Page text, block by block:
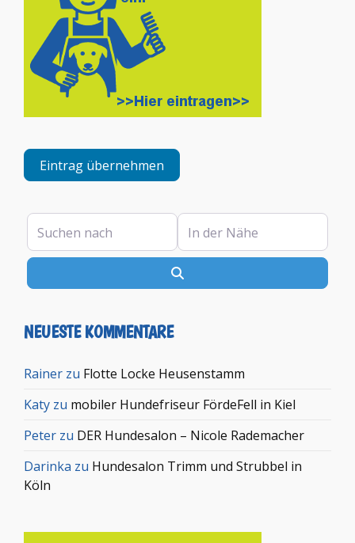
Eintrag übernehmen
Suchen nach In der Nähe
NEUESTE KOMMENTARE
Rainer zu Flotte Locke Heusenstamm
Katy zu mobiler Hundefriseur FördeFell in Kiel
Peter zu DER Hundesalon – Nicole Rademacher
Darinka zu Hundesalon Trimm und Strubbel in
Köln